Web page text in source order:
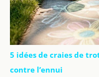
5 idées de craies de
contre l’ennui